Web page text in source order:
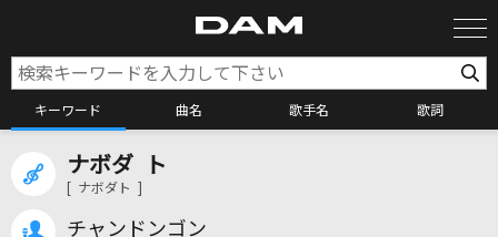
キーワード 曲名 歌手名 歌詞
ナボダ ト
[ ナボダト ]
チャンドンゴン